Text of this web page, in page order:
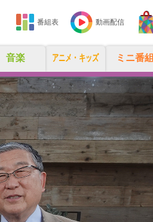
番組表 動画配信
音楽 アニメ・キッズ ミニ番組